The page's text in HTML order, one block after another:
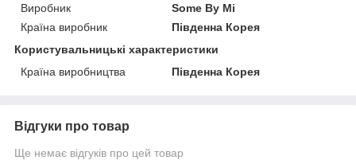
Виробник
Some By Mi
Країна виробник
Південна Корея
Користувальницькі характеристики
Країна виробництва
Південна Корея
Відгуки про товар
Ще немає відгуків про цей товар